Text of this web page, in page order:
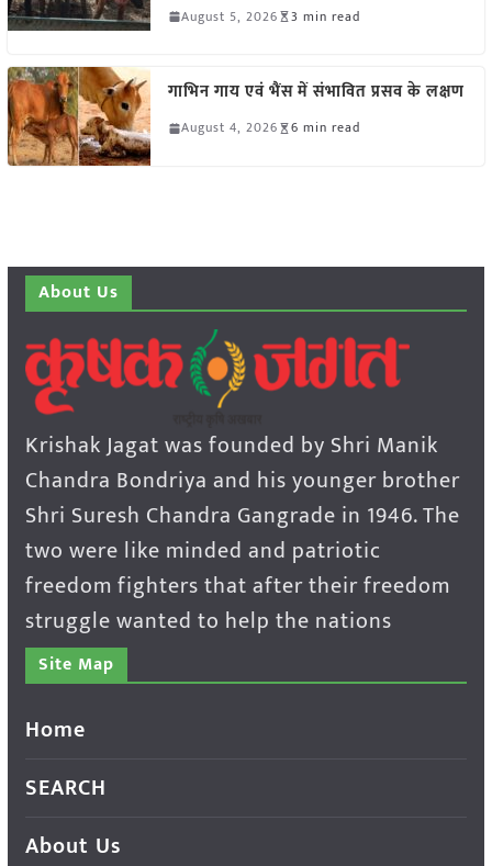
August 5, 2026 3 min read
गाभिन गाय एवं भैंस में संभावित प्रसव के लक्षण
August 4, 2026 6 min read
About Us
Krishak Jagat was founded by Shri Manik
Chandra Bondriya and his younger brother
Shri Suresh Chandra Gangrade in 1946. The
two were like minded and patriotic
freedom fighters that after their freedom
struggle wanted to help the nations
Site Map
Home
SEARCH
About Us